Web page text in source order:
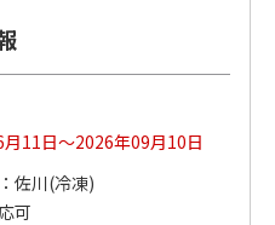
11日～2026年09月10日
佐川(冷凍)
可